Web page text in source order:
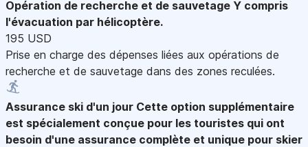
Opération de recherche et de sauvetage Y compris
l'évacuation par hélicoptère.
195 USD
Prise en charge des dépenses liées aux opérations de
recherche et de sauvetage dans des zones reculées.
Assurance ski d'un jour Cette option supplémentaire
est spécialement conçue pour les touristes qui ont
besoin d'une assurance complète et unique pour skier